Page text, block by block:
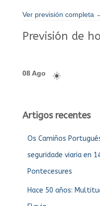
Ver previsión completa
Previsión de
08 Ago
Artigos recentes
Os Camiños
seguridade viaria en
Pontecesures
Hace 50 años: